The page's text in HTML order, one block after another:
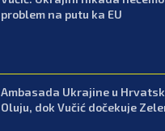
problem na putu ka EU
Ambasada Ukrajine u
Oluju, dok Vučić dočekuje